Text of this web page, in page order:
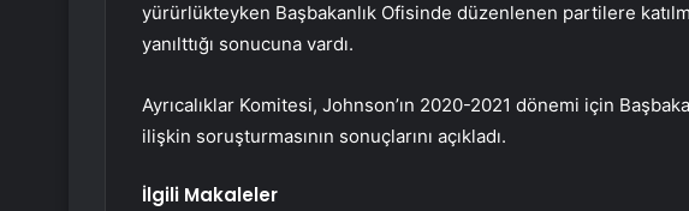
yürürlükteyken Başbakanlık Ofisinde düzenlenen partilere
yanılttığı sonucuna vardı.
Ayrıcalıklar Komitesi, Johnson’ın 2020-2021 dönemi için
ilişkin soruşturmasının sonuçlarını açıkladı.
İlgili Makaleler